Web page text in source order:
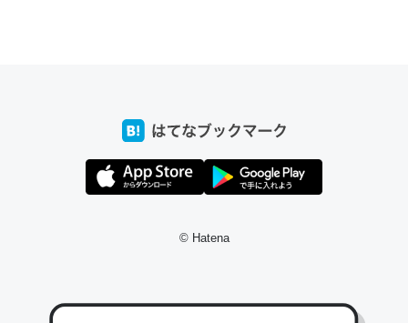
たいなのでネット環境作ったけどAlexaしか使わないので
34
© Hatena